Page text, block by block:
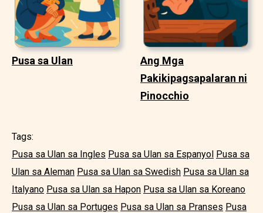
Pusa sa Ulan
Ang Mga
Pakikipagsapalaran ni
Pinocchio
Tags:
Pusa sa Ulan sa Ingles Pusa sa Ulan sa Espanyol Pusa sa
Ulan sa Aleman Pusa sa Ulan sa Swedish Pusa sa Ulan sa
Italyano Pusa sa Ulan sa Hapon Pusa sa Ulan sa Koreano
Pusa sa Ulan sa Portuges Pusa sa Ulan sa Pranses Pusa